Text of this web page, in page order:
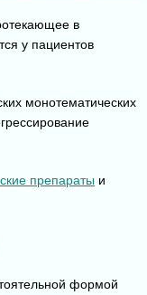
в
у пациентов
монотематических
препараты и
формой